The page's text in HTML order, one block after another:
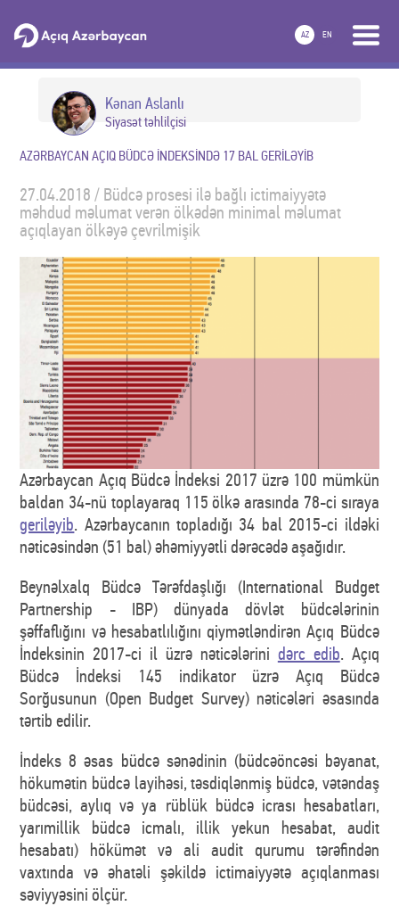
AZ EN
Kənan Aslanlı
Siyasət təhlilçisi
AZƏRBAYCAN AÇIQ BÜDCƏ İNDEKSİNDƏ 17 BAL GERİLƏYİB
27.04.2018 / Büdcə prosesi ilə bağlı ictimaiyyətə
məhdud məlumat verən ölkədən minimal məlumat
açıqlayan ölkəyə çevrilmişik
Azərbaycan Açıq Büdcə İndeksi 2017 üzrə 100 mümkün
baldan 34-nü toplayaraq 115 ölkə arasında 78-ci sıraya
geriləyib. Azərbaycanın topladığı 34 bal 2015-ci ildəki
nəticəsindən (51 bal) əhəmiyyətli dərəcədə aşağıdır.
Beynəlxalq Büdcə Tərəfdaşlığı (International Budget
Partnership - IBP) dünyada dövlət büdcələrinin
şəffaflığını və hesabatlılığını qiymətləndirən Açıq Büdcə
İndeksinin 2017-ci il üzrə nəticələrini dərc edib. Açıq
Büdcə İndeksi 145 indikator üzrə Açıq Büdcə
Sorğusunun (Open Budget Survey) nəticələri əsasında
tərtib edilir.
İndeks 8 əsas büdcə sənədinin (büdcəöncəsi bəyanat,
hökumətin büdcə layihəsi, təsdiqlənmiş büdcə, vətəndaş
büdcəsi, aylıq və ya rüblük büdcə icrası hesabatları,
yarımillik büdcə icmalı, illik yekun hesabat, audit
hesabatı) hökümət və ali audit qurumu tərəfindən
vaxtında və əhatəli şəkildə ictimaiyyətə açıqlanması
səviyyəsini ölçür.